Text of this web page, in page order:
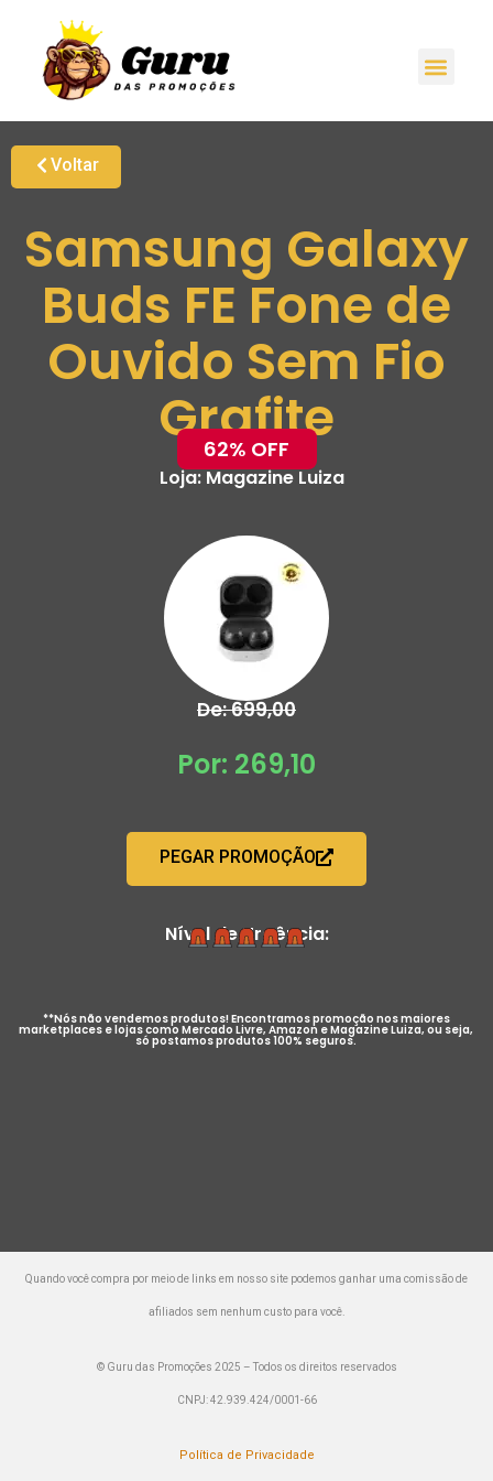
Voltar
Samsung Galaxy
Buds FE Fone de
Ouvido Sem Fio
Grafite
62% OFF
Loja:Magazine Luiza
De: 699,00
Por: 269,10
PEGAR PROMOÇÃO
Nível de Urgência:
**Nós não vendemos produtos! Encontramos promoção nos maiores
marketplaces e lojas como Mercado Livre, Amazon e Magazine Luiza, ou seja,
só postamos produtos 100% seguros.
Quando você compra por meio de links em nosso site podemos ganhar uma comissão de
afiliados sem nenhum custo para você.
© Guru das Promoções 2025 – Todos os direitos reservados
CNPJ: 42.939.424/0001-66
Política de Privacidade